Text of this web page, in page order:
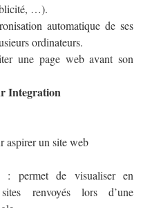
…).
automatique de ses
ordinateurs.
une page web avant son
Integration
aspirer un site web
: permet de visualiser en
renvoyés lors d’une